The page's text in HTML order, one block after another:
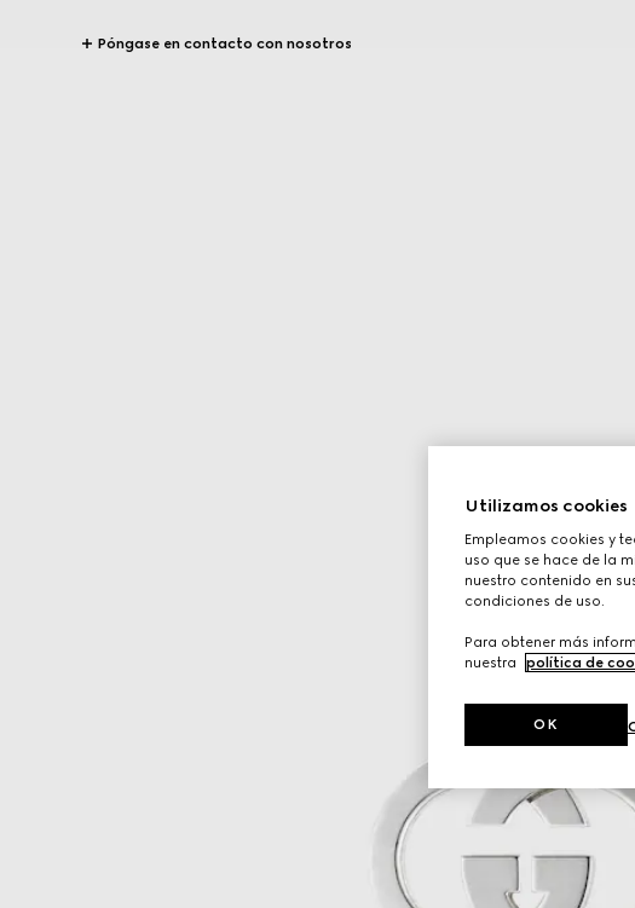
Póngase en contacto con nosotros
Utilizamos cookies
Empleamos cookies y
uso que se hace de la
nuestro contenido en
condiciones de uso.
Para obtener más
nuestra
política de
OK